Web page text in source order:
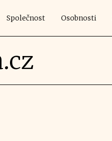
Společnost Osobnosti